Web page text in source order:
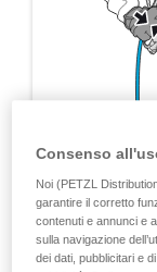
Consenso
Noi (PETZL
garantire il corretto
contenuti e annunci e
sulla navigazione
dei dati, pubblicitari e